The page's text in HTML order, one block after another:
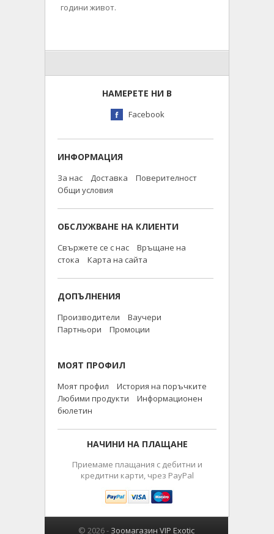
години живот.
НАМЕРЕТЕ НИ В
Facebook
ИНФОРМАЦИЯ
За нас Доставка
Поверителност
Общи условия
ОБСЛУЖВАНЕ НА КЛИЕНТИ
Свържете се с нас
Връщане на
стока
Карта на сайта
ДОПЪЛНЕНИЯ
Производители
Ваучери
Партньори
Промоции
МОЯТ ПРОФИЛ
Моят профил
История на поръчките
Любими продукти
Информационен
бюлетин
НАЧИНИ НА ПЛАЩАНЕ
Приемаме плащания с дебитни и
кредитни карти, чрез PayPal
© 2026 - Зоомагазин VIP Exotic